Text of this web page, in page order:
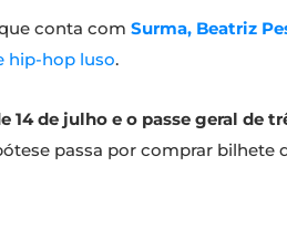
conta com Surma, Beatriz
hip-hop luso.
de julho e o passe geral de
passa por comprar bilhete